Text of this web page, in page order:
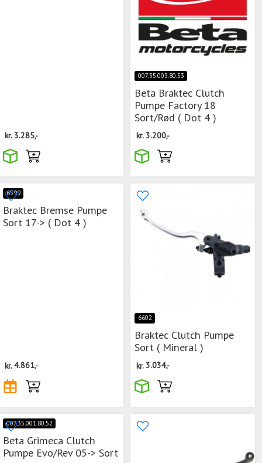
kr. 3.285,-
007.35.003.80.53
Beta Braktec Clutch
Pumpe Factory 18
Sort/Rød ( Dot 4 )
kr. 3.200,-
6599
Braktec Bremse Pumpe
Sort 17-> ( Dot 4 )
kr.4.861,-
6602
Braktec Clutch Pumpe
Sort ( Mineral )
kr. 3.034,-
007.35.001.80.52
Beta Grimeca Clutch
Pumpe Evo/Rev 05-> Sort